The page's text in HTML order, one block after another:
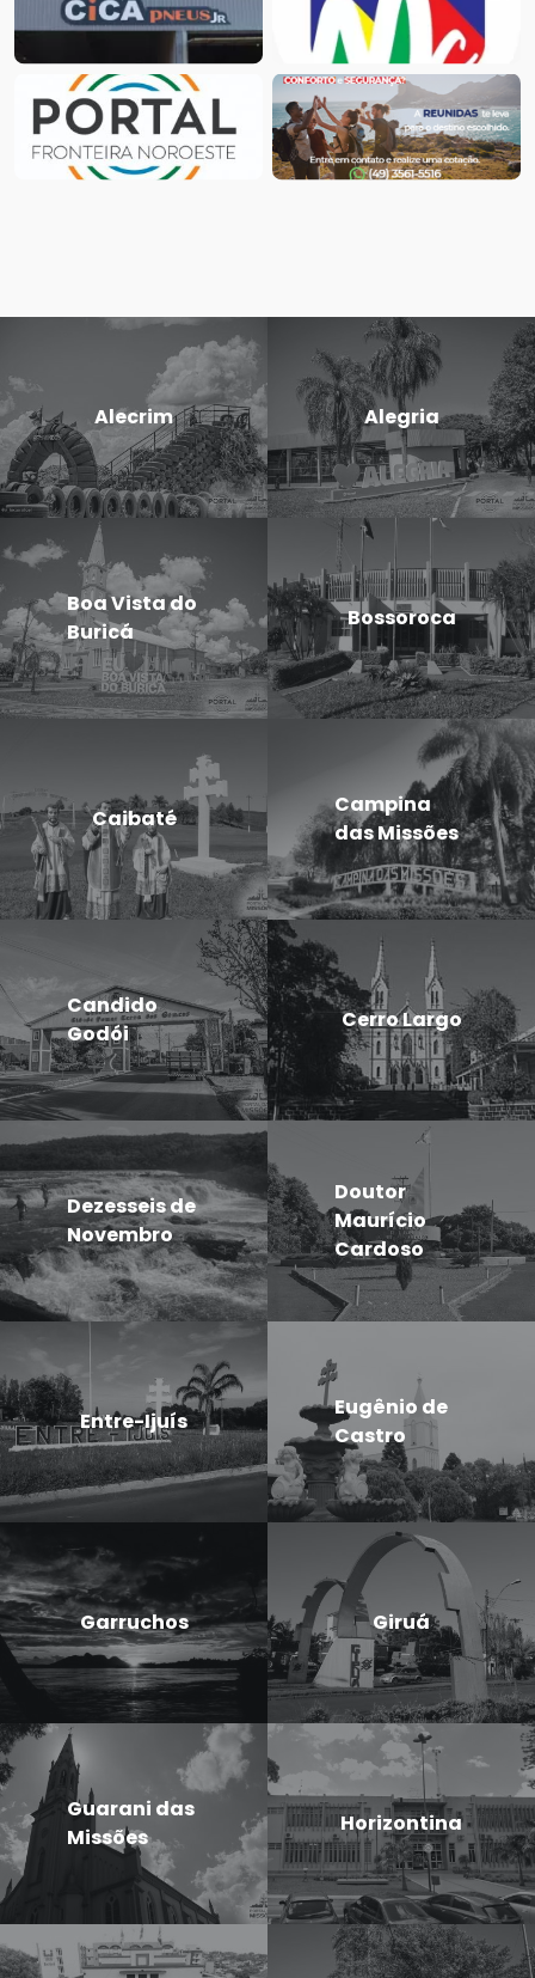
Alecrim Alegria
Boa Vista do
Buricá
Bossoroca
Caibaté
Campina
das Missões
Candido
Godói
Cerro Largo
Dezesseis de
Novembro
Doutor
Maurício
Cardoso
Entre-Ijuís
Eugênio de
Castro
Garruchos Giruá
Guarani das
Missões
Horizontina